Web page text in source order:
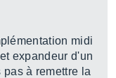
midi
expandeur d'un
à remettre la